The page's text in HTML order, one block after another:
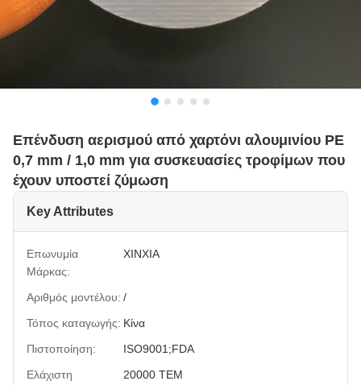
Επένδυση αερισμού από χαρτόνι αλουμινίου PE
0,7 mm / 1,0 mm για συσκευασίες τροφίμων που
έχουν υποστεί ζύμωση
Key Attributes
Επωνυμία
Μάρκας:
XINXIA
Αριθμός μοντέλου: /
Τόπος καταγωγής: Κίνα
Πιστοποίηση:
ISO9001;FDA
Ελάχιστη
20000 ΤΕΜ